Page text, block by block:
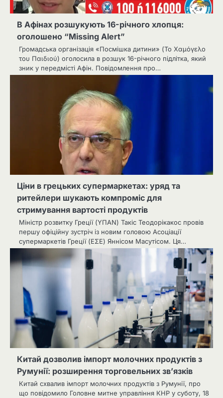
В Афінах розшукують 16-річного хлопця:
оголошено “Missing Alert”
Громадська організація «Посмішка дитини» (Το Χαμόγελο
του Παιδιού) оголосила в розшук 16-річного підлітка, який
зник у передмісті Афін. Повідомлення про…
Ціни в грецьких супермаркетах: уряд та
ритейлери шукають компроміс для
стримування вартості продуктів
Міністр розвитку Греції (ΥΠΑΝ) Такіс Теодорікакос провів
першу офіційну зустріч із новим головою Асоціації
супермаркетів Греції (ΕΣΕ) Яннісом Масутісом. Ця…
Китай дозволив імпорт молочних продуктів з
Румунії: розширення торговельних зв’язків
Китай схвалив імпорт молочних продуктів з Румунії, про
що повідомило Головне митне управління КНР у суботу, 18